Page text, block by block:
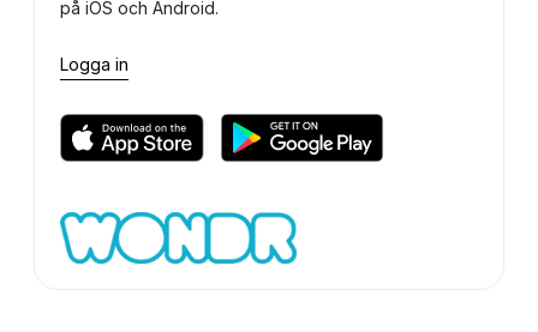
på iOS och Android.
Logga in